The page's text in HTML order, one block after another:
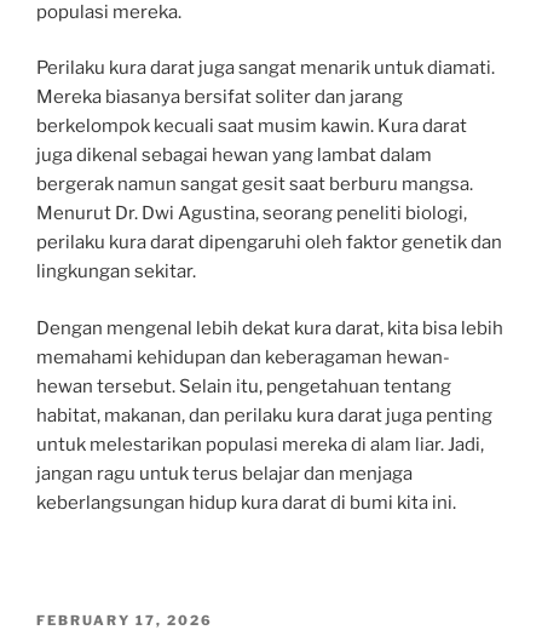
populasi mereka.
Perilaku kura darat juga sangat menarik untuk diamati.
Mereka biasanya bersifat soliter dan jarang
berkelompok kecuali saat musim kawin. Kura darat
juga dikenal sebagai hewan yang lambat dalam
bergerak namun sangat gesit saat berburu mangsa.
Menurut Dr. Dwi Agustina, seorang peneliti biologi,
perilaku kura darat dipengaruhi oleh faktor genetik dan
lingkungan sekitar.
Dengan mengenal lebih dekat kura darat, kita bisa lebih
memahami kehidupan dan keberagaman hewan-
hewan tersebut. Selain itu, pengetahuan tentang
habitat, makanan, dan perilaku kura darat juga penting
untuk melestarikan populasi mereka di alam liar. Jadi,
jangan ragu untuk terus belajar dan menjaga
keberlangsungan hidup kura darat di bumi kita ini.
POSTED
FEBRUARY 17, 2026